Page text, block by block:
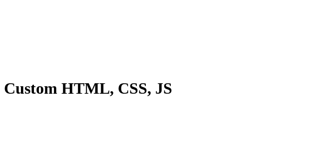
Custom HTML, CSS, JS